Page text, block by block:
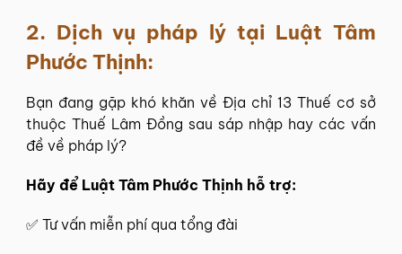
2. Dịch vụ pháp lý tại Luật Tâm
Phước Thịnh:
Bạn đang gặp khó khăn về Địa chỉ 13 Thuế cơ sở
thuộc Thuế Lâm Đồng sau sáp nhập hay các vấn
đề về pháp lý?
Hãy để Luật Tâm Phước Thịnh hỗ trợ:
✅ Tư vấn miễn phí qua tổng đài